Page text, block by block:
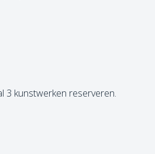
3 kunstwerken reserveren.